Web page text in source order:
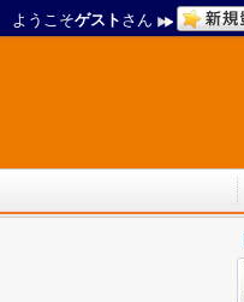
ようこそゲスト さん